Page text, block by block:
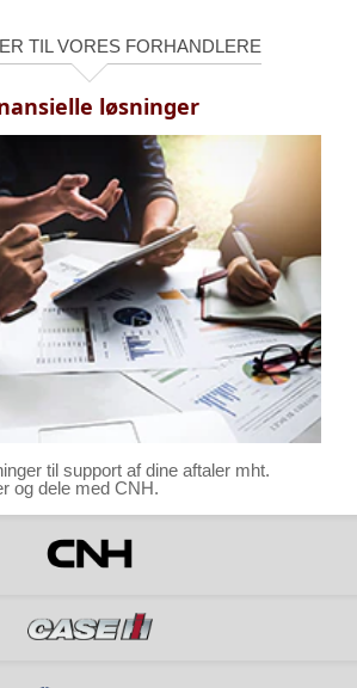
TIL VORES FORHANDLERE
løsninger
til support af dine aftaler mht.
og dele med CNH.